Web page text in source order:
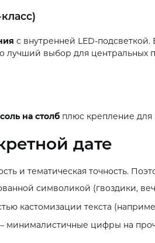
с внутренней LED-
лучший выбор для
на столб плюс крепление для
дате
и тематическая точность.
символикой (гвоздики,
кастомизации текста
минималистичные цифры на